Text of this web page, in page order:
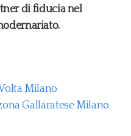
di fiducia nel
Milano
Gallaratese Milano